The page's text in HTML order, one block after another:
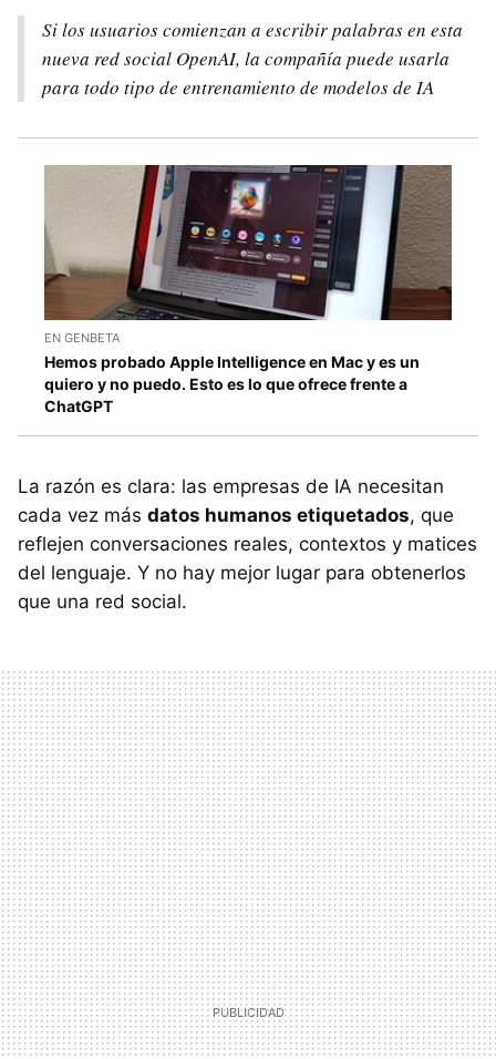
Si los usuarios comienzan a escribir palabras en esta
nueva red social OpenAI, la compañía puede usarla
para todo tipo de entrenamiento de modelos de IA
EN GENBETA
Hemos probado Apple Intelligence en Mac y es un
quiero y no puedo. Esto es lo que ofrece frente a
ChatGPT
La razón es clara: las empresas de IA necesitan
cada vez más datos humanos etiquetados, que
reflejen conversaciones reales, contextos y matices
del lenguaje. Y no hay mejor lugar para obtenerlos
que una red social.